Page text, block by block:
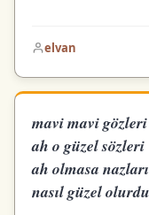
elvan
mavi mavi gözleri
ah o güzel sözleri
ah olmasa nazları
nasıl güzel olurdu